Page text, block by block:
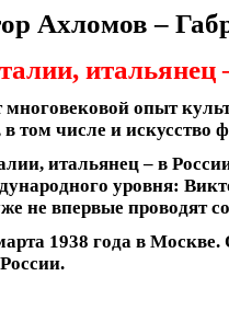
Ахломов –
итальянец
опыт
том числе и искусство
итальянец – в
уровня:
не впервые проводят
1938 года в